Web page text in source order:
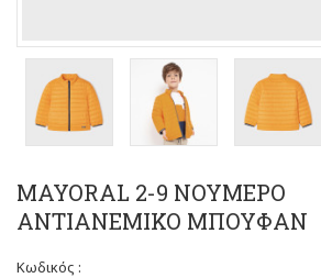
MAYORAL 2-9 ΝΟΥΜΕΡΟ
ΑΝΤΙΑΝΕΜΙΚΟ ΜΠΟΥΦΑΝ
Κωδικός :